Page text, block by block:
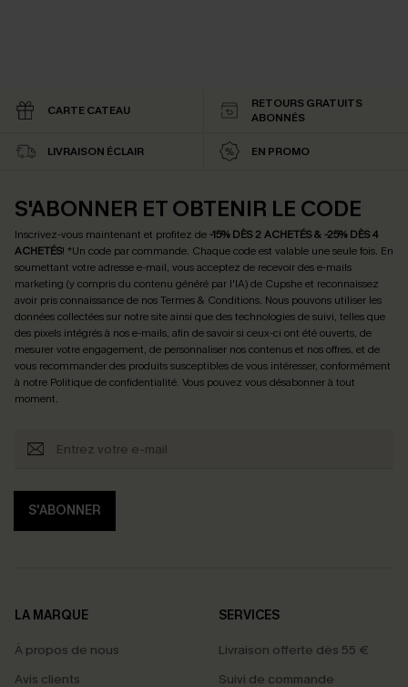
CARTE CATEAU
RETOURS GRATUITS
ABONNÉS
LIVRAISON ÉCLAIR EN PROMO
S'ABONNER ET OBTENIR LE CODE
Inscrivez-vous maintenant et profitez de -15% DÈS 2 ACHETÉS & -25% DÈS 4
ACHETÉS! *Un code par commande. Chaque code est valable une seule fois. En
soumettant votre adresse e-mail, vous acceptez de recevoir des e-mails
marketing (y compris du contenu généré par l'IA) de Cupshe et reconnaissez
avoir pris connaissance de nosTermes & Conditions. Nous pouvons utiliser les
données collectées sur notre site ainsi que des technologies de suivi, telles que
des pixels intégrés à nos e-mails, afin de savoir si ceux-ci ont été ouverts, de
mesurer votre engagement, de personnaliser nos contenus et nos offres, et de
vous recommander des produits susceptibles de vous intéresser, conformément
à notre Politique de confidentialité. Vous pouvez vous désabonner à tout
moment.
S'ABONNER
LA MARQUE
À propos de nous
Avis clients
SERVICES
Livraison offerte dès 55 €
Suivi de commande